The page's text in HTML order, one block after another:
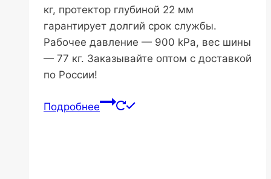
кг, протектор глубиной 22 мм
гарантирует долгий срок службы.
Рабочее давление — 900 kPa, вес шины
— 77 кг. Заказывайте оптом с доставкой
по России!
Подробнее